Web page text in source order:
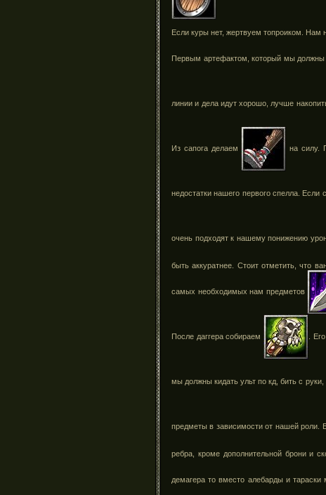
Если куры нет, жертвуем топроиком. Нам
Первым артефактом, который мы должны
линии и дела идут хорошо, лучше
Из сапога делаем на силу.
недостатки нашего первого спелла.
очень подходят к нашему понижению
быть аккуратнее. Стоит отметить, что
самых необходимых нам предметов
После даггера собираем .
мы должны кидать ульт по кд, бить с
предметы в зависимости от нашей роли.
ребра, кроме дополнительной брони и
демагера то вместо алебарды и тараски